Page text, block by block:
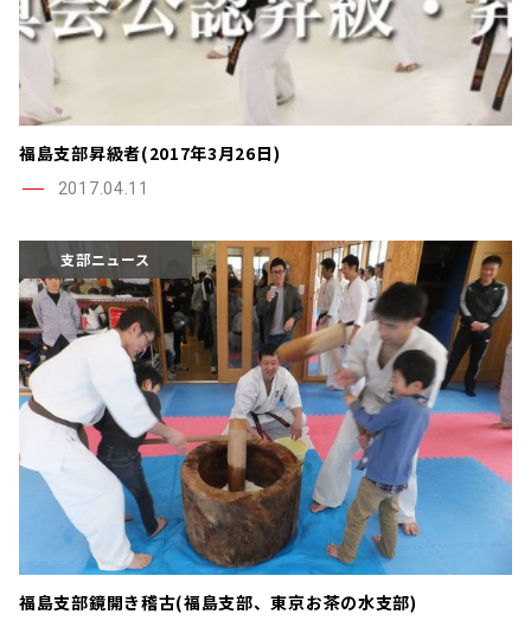
福島支部昇級者(2017年3月26日)
2017.04.11
支部ニュース
福島支部鏡開き稽古(福島支部、東京お茶の水支部)